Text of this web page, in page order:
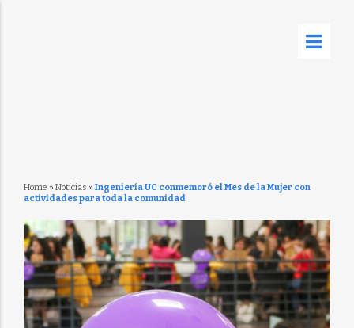
Home » Noticias » Ingeniería UC conmemoró el Mes de la Mujer con
actividades para toda la comunidad